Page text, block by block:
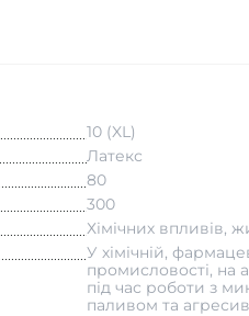
10 (XL)
Латекс
80
300
Хімічних впливів,
У хімічній,
промисловості, на
під час роботи з
паливом та